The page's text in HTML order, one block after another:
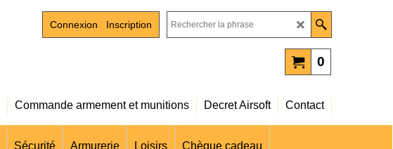
Connexion Inscription
0
Commande armement et munitions Decret Airsoft Contact
Sécurité Armurerie Loisirs Chèque cadeau